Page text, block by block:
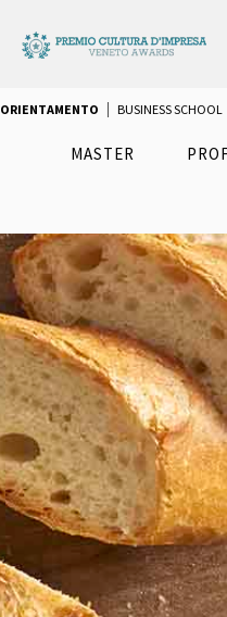
ORIENTAMENTO BUSINESS SCHOOL
MASTER